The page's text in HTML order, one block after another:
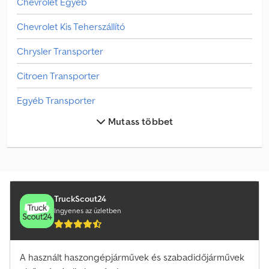
Chevrolet Kis Teherszállító
Chrysler Transporter
Citroen Transporter
Egyéb Transporter
Hummer Transporter
Isuzu Transporter
Kia Transporter
Mutass többet
TruckScout24
Ingyenes az üzletben
A használt haszongépjárművek és szabadidőjárművek